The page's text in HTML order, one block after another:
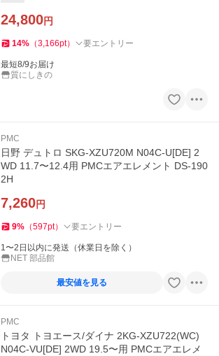
24,800円
14% （3,166pt） 要エントリー
最短8/9お届け
質にしきの
PMC
日野 デュトロ SKG-XZU720M N04C-U[DE] 2
WD 11.7〜12.4用 PMCエアエレメント DS-190
2H
7,260円
9% （597pt） 要エントリー
1〜2日以内に発送（休業日を除く）
NET 部品館
最安値を見る
PMC
トヨタ トヨエース/ダイナ 2KG-XZU722(WC)
N04C-VU[DE] 2WD 19.5〜用 PMCエアエレメ